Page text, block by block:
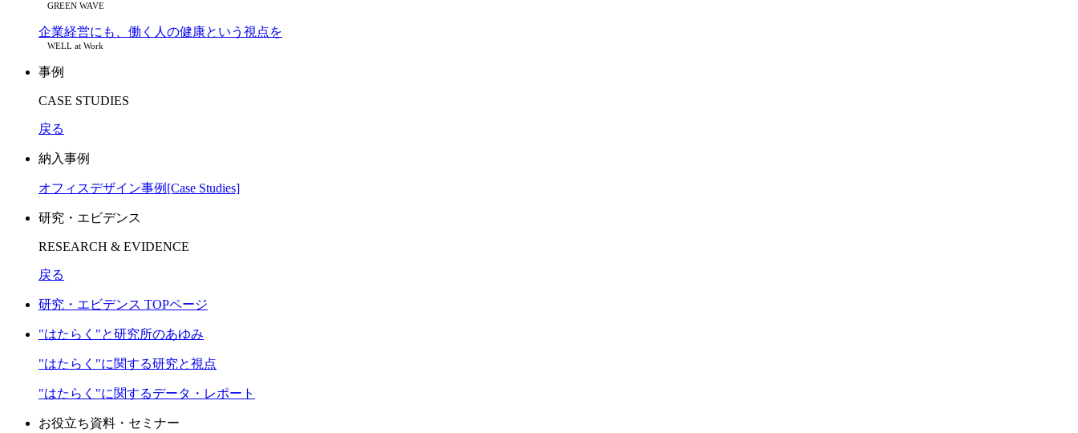
GREEN WAVE
企業経営にも、働く人の健康という視点を
WELL at Work
事例
CASE STUDIES
戻る
納入事例
オフィスデザイン事例[Case Studies]
研究・エビデンス
RESEARCH & EVIDENCE
戻る
研究・エビデンス TOPページ
"はたらく"と研究所のあゆみ
"はたらく"に関する研究と視点
"はたらく"に関するデータ・レポート
お役立ち資料・セミナー